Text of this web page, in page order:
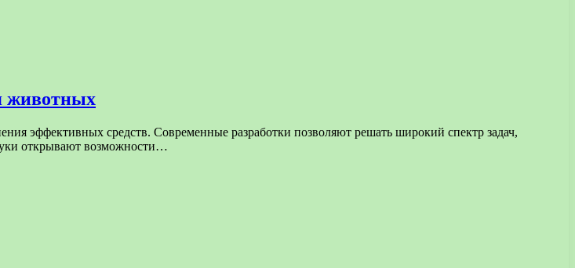
животных
эффективных средств. Современные разработки позволяют решать широкий спектр задач,
открывают возможности…